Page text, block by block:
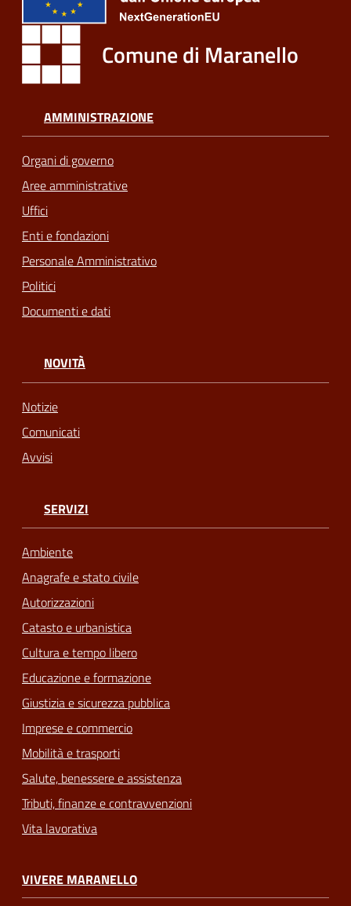
Comune di Maranello
AMMINISTRAZIONE
Organi di governo
Aree amministrative
Uffici
Enti e fondazioni
Personale Amministrativo
Politici
Documenti e dati
NOVITÀ
Notizie
Comunicati
Avvisi
SERVIZI
Ambiente
Anagrafe e stato civile
Autorizzazioni
Catasto e urbanistica
Cultura e tempo libero
Educazione e formazione
Giustizia e sicurezza pubblica
Imprese e commercio
Mobilità e trasporti
Salute, benessere e assistenza
Tributi, finanze e contravvenzioni
Vita lavorativa
VIVERE MARANELLO